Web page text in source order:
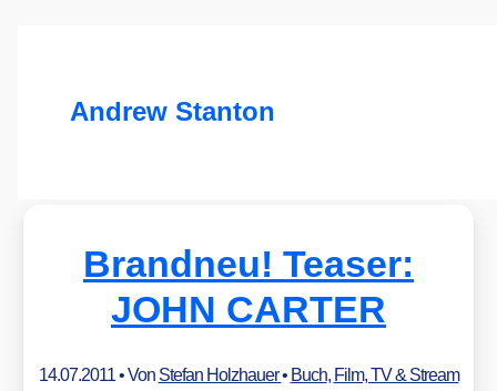
Andrew Stanton
Brandneu! Teaser:
JOHN CARTER
14.07.2011• Von Stefan Holzhauer• Buch, Film, TV & Stream